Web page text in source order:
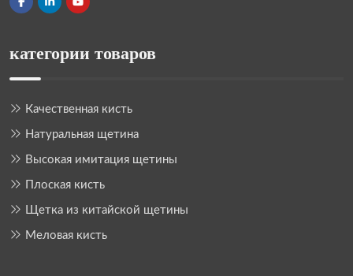
категории товаров
Качественная кисть
Натуральная щетина
Высокая имитация щетины
Плоская кисть
Щетка из китайской щетины
Меловая кисть